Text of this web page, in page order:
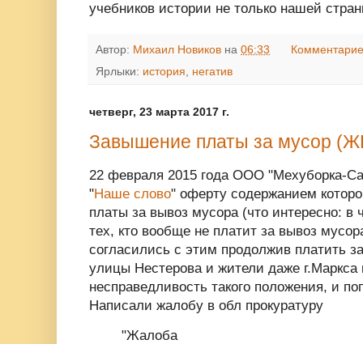
учебников истории не только нашей
Автор: Михаил Новиков на 06:33
Ярлыки: история негатив
четверг, 23 марта 2017 г.
Завышение платы за мусор
22 февраля 2015 года ООО "Мехуборка-
"Наше слово" оферту содержанием
платы за вывоз мусора (что интересно: в
тех, кто вообще не платит за вывоз
согласились с этим продолжив платить
улицы Нестерова и жители даже г.Маркса
несправедливость такого положения, и
Написали жалобу в обл прокуратуру
"Жалоба